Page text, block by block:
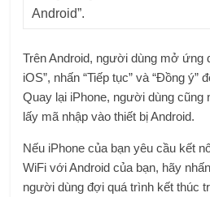
Android”.
Trên Android, người dùng mở ứng
iOS”, nhấn “Tiếp tục” và “Đồng ý”
Quay lại iPhone, người dùng cũng
lấy mã nhập vào thiết bị Android.
Nếu iPhone của bạn yêu cầu kết
WiFi với Android của bạn, hãy
người dùng đợi quá trình kết thúc